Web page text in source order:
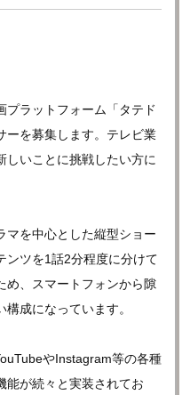
プラットフォーム「タテド
ーを募集します。テレビ業
しいことに挑戦したい方に
マを中心とした縦型ショー
ンツを1話2分程度に分けて
め、スマートフォンから隙
成になっています。
やInstagram等の各種
能が続々と実装されてお